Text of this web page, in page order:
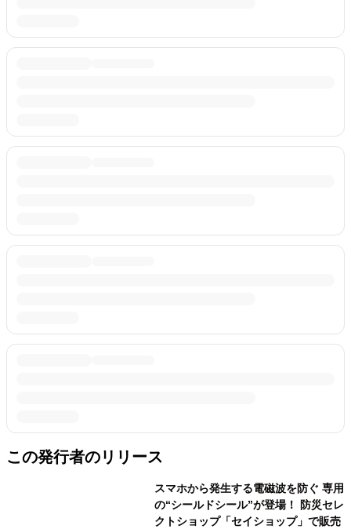
この発行者のリリース
スマホから発生する電磁波を防ぐ 専用
の“シールドシール”が登場！ 防災セレ
クトショップ「セイショップ」で販売